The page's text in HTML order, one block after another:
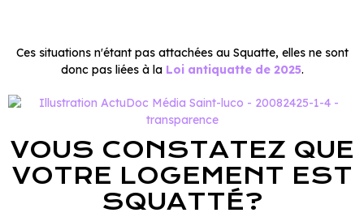
Ces situations n'étant pas attachées au Squatte, elles ne sont
donc pas liées à la Loi antiquatte de 2025.
VOUS CONSTATEZ QUE
VOTRE LOGEMENT EST
SQUATTÉ?